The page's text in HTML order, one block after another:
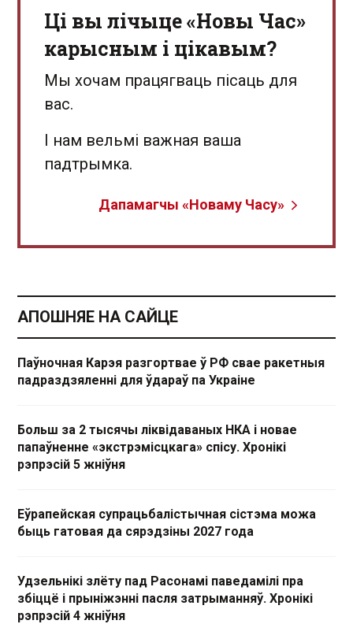
Ці вы лічыце «Новы Час»
карысным і цікавым?
Мы хочам працягваць пісаць для
вас.
І нам вельмі важная ваша
падтрымка.
Дапамагчы «Новаму Часу»
АПОШНЯЕ НА САЙЦЕ
Паўночная Карэя разгортвае ў РФ свае ракетныя
падраздзяленні для ўдараў па Украіне
Больш за 2 тысячы ліквідаваных НКА і новае
папаўненне «экстрэмісцкага» спісу. Хронікі
рэпрэсій 5 жніўня
Еўрапейская супрацьбалістычная сістэма можа
быць гатовая да сярэдзіны 2027 года
Удзельнікі злёту пад Расонамі паведамілі пра
збіццё і прыніжэнні пасля затрыманняў. Хронікі
рэпрэсій 4 жніўня